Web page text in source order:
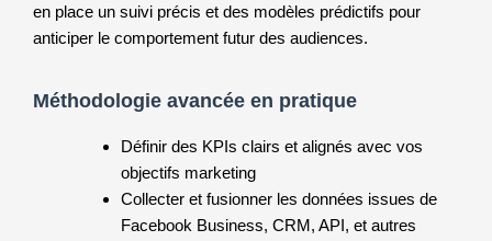
en place un suivi précis et des modèles prédictifs pour
anticiper le comportement futur des audiences.
Méthodologie avancée en pratique
Définir des KPIs clairs et alignés avec vos
objectifs marketing
Collecter et fusionner les données issues de
Facebook Business, CRM, API, et autres